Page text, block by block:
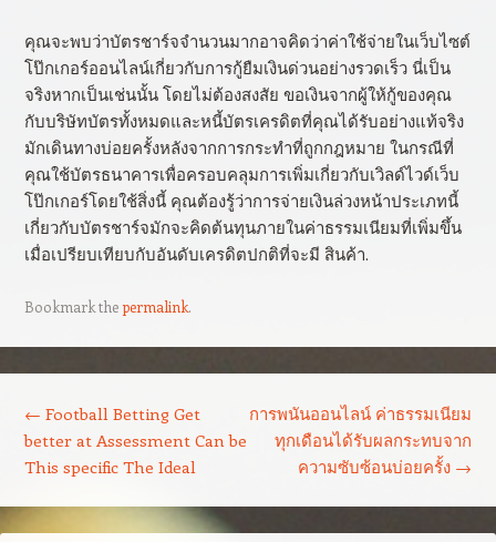
คุณจะพบว่าบัตรชาร์จจำนวนมากอาจคิดว่าค่าใช้จ่ายในเว็บไซต์
โป๊กเกอร์ออนไลน์เกี่ยวกับการกู้ยืมเงินด่วนอย่างรวดเร็ว นี่เป็น
จริงหากเป็นเช่นนั้น โดยไม่ต้องสงสัย ขอเงินจากผู้ให้กู้ของคุณ
กับบริษัทบัตรทั้งหมดและหนี้บัตรเครดิตที่คุณได้รับอย่างแท้จริง
มักเดินทางบ่อยครั้งหลังจากการกระทำที่ถูกกฎหมาย ในกรณีที่
คุณใช้บัตรธนาคารเพื่อครอบคลุมการเพิ่มเกี่ยวกับเวิลด์ไวด์เว็บ
โป๊กเกอร์โดยใช้สิ่งนี้ คุณต้องรู้ว่าการจ่ายเงินล่วงหน้าประเภทนี้
เกี่ยวกับบัตรชาร์จมักจะคิดต้นทุนภายในค่าธรรมเนียมที่เพิ่มขึ้น
เมื่อเปรียบเทียบกับอันดับเครดิตปกติที่จะมี สินค้า.
Bookmark thepermalink.
← Football Betting Get
better at Assessment Can be
This specific The Ideal
การพนันออนไลน์ ค่าธรรมเนียม
ทุกเดือนได้รับผลกระทบจาก
ความซับซ้อนบ่อยครั้ง →